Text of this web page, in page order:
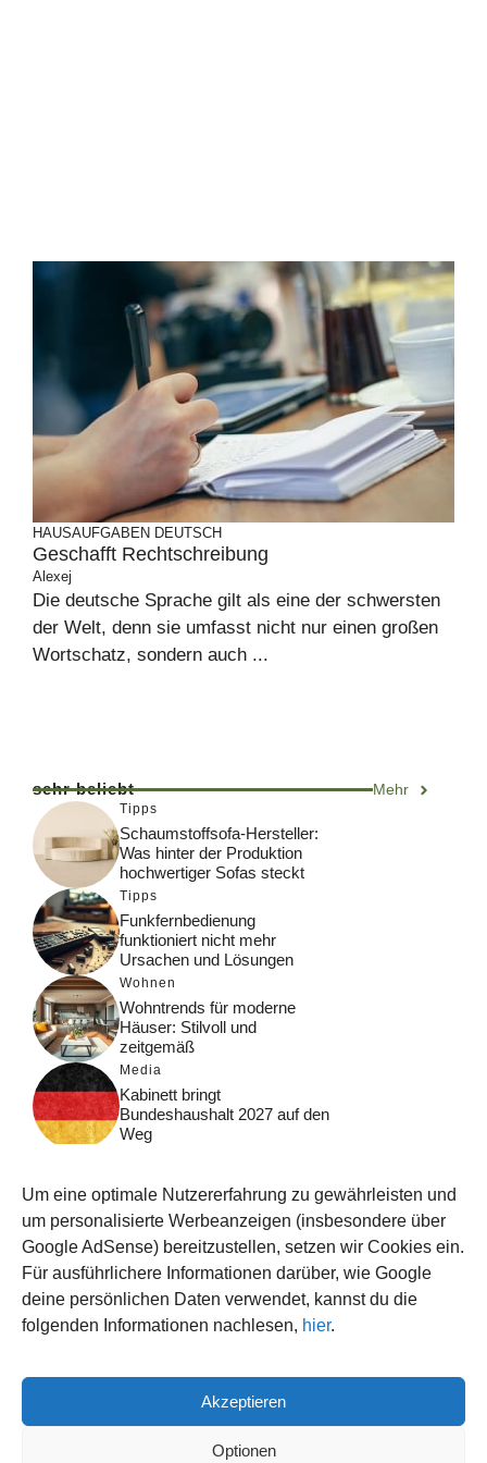
Um eine optimale Nutzererfahrung zu gewährleisten und
um personalisierte Werbeanzeigen (insbesondere über
Google AdSense) bereitzustellen, setzen wir Cookies ein.
Für ausführlichere Informationen darüber, wie Google
deine persönlichen Daten verwendet, kannst du die
folgenden Informationen nachlesen, hier.
Akzeptieren
Optionen
HAUSAUFGABEN DEUTSCH
Geschafft Rechtschreibung
Alexej
Die deutsche Sprache gilt als eine der schwersten
der Welt, denn sie umfasst nicht nur einen großen
Wortschatz, sondern auch ...
sehr beliebt Mehr
Tipps
Schaumstoffsofa-Hersteller:
Was hinter der Produktion
hochwertiger Sofas steckt
Tipps
Funkfernbedienung
funktioniert nicht mehr
Ursachen und Lösungen
Wohnen
Wohntrends für moderne
Häuser: Stilvoll und
zeitgemäß
Media
Kabinett bringt
Bundeshaushalt 2027 auf den
Weg
Funktionsweise, Prozesse
und Rankinglogik
Computer
Wieso habe ich im moment
kein Internet?
© 2026 WISSEN123.DE
IMPRESSUM
DATENSCHUTZ